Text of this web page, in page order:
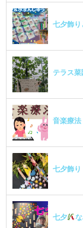
七夕飾り
テラス菜
音楽療法
七夕飾り
七夕